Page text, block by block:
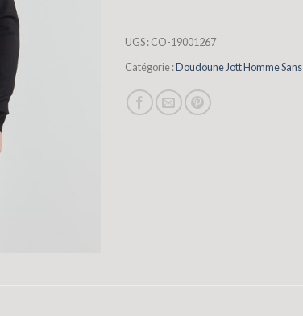
UGS :CO-19001267
Catégorie :Doudoune Jott Homme